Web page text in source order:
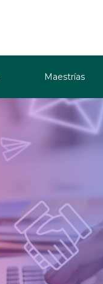
Maestrías